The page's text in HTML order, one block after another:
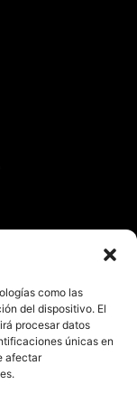
como las
del dispositivo. El
procesar datos
únicas en
afectar